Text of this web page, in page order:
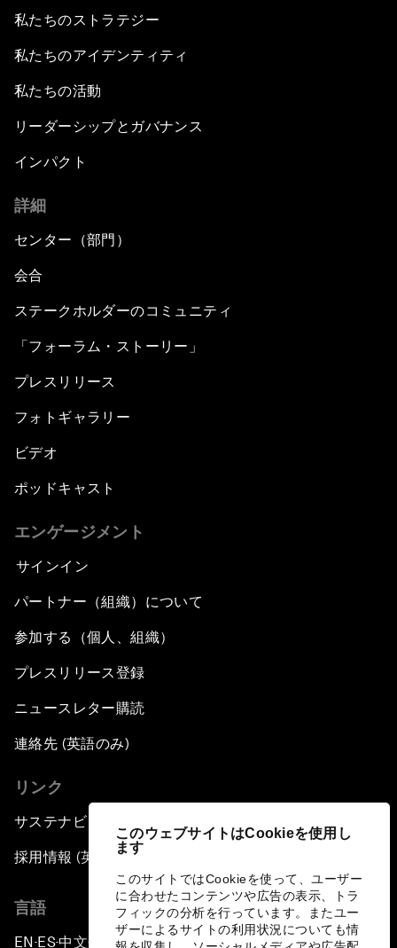
このウェブサイトはCookieを使用し
ます
このサイトではCookieを使って、ユーザー
に合わせたコンテンツや広告の表示、トラ
フィックの分析を行っています。またユー
ザーによるサイトの利用状況についても情
私たちのストラテジー
私たちのアイデンティティ
私たちの活動
リーダーシップとガバナンス
インパクト
詳細
センター（部門）
会合
ステークホルダーのコミュニティ
「フォーラム・ストーリー」
プレスリリース
フォトギャラリー
ビデオ
ポッドキャスト
エンゲージメント
サインイン
パートナー（組織）について
参加する（個人、組織）
プレスリリース登録
ニュースレター購読
連絡先 (英語のみ)
リンク
サステナビリティへの取り組み
採用情報 (英語のみ)
言語
EN ▪ES▪中文▪ 日本語